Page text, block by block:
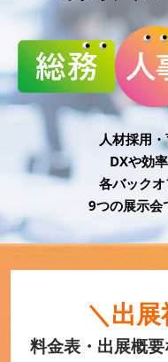
名古屋
2027
ポー
HR
オン
理想の
2026
人材採用・
DXや効
各バック
9つの展示会
＼出
料金表・出展概